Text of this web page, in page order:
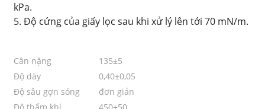
kPa.
5. Độ cứng của giấy lọc sau khi xử lý lên tới 70 mN/m.
Cân nặng
135±5
Độ dày
0,40±0,05
Độ sâu gợn sóng
đơn giản